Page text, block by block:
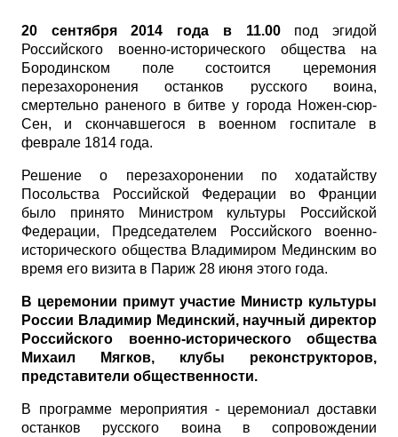
20 сентября 2014 года в 11.00под эгидой
Российского военно-исторического общества на
Бородинском поле состоится церемония
перезахоронения останков русского воина,
смертельно раненого в битве у города Ножен-сюр-
Сен, и скончавшегося в военном госпитале в
феврале 1814 года.
Решение о перезахоронении по ходатайству
Посольства Российской Федерации во Франции
было принято Министром культуры Российской
Федерации, Председателем Российского военно-
исторического общества Владимиром Мединским во
время его визита в Париж 28 июня этого года.
В церемонии примут участие Министр культуры
России Владимир Мединский, научный директор
Российского военно-исторического общества
Михаил Мягков, клубы реконструкторов,
представители общественности.
В программе мероприятия - церемониал доставки
останков русского воина в сопровождении